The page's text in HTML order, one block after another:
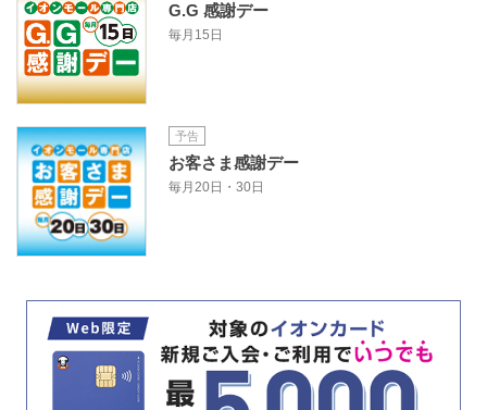
G.G 感謝デー
毎月15日
予告
お客さま感謝デー
毎月20日・30日